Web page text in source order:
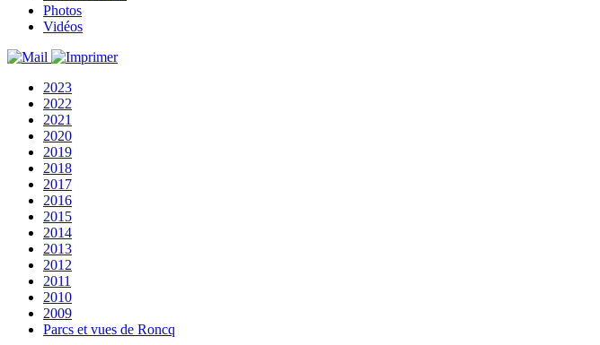
Photos
Vidéos
2023
2022
2021
2020
2019
2018
2017
2016
2015
2014
2013
2012
2011
2010
2009
Parcs et vues de Roncq